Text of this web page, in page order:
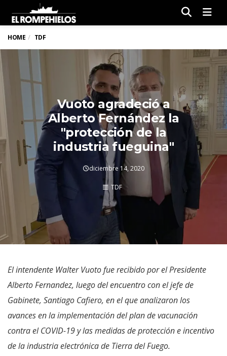
HOME TDF
Vuoto agradeció a
Alberto Fernández la
"protección de la
industria fueguina"
diciembre 14, 2020
TDF
El intendente Walter Vuoto fue recibido por el Presidente
Alberto Fernandez, luego del encuentro con el jefe de
Gabinete, Santiago Cafiero, en el que analizaron los
avances en la implementación del plan de vacunación
contra el COVID-19 y las medidas de protección e incentivo
de la industria electrónica de Tierra del Fuego.